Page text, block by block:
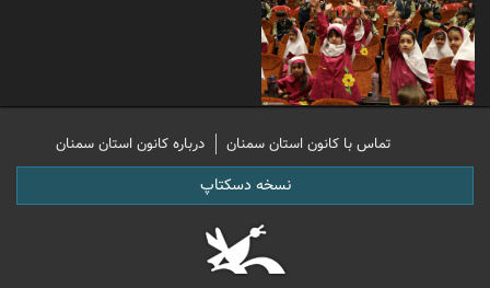
تماس با کانون استان سمنان درباره کانون استان سمنان
نسخه دسکتاپ